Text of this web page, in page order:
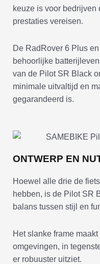
keuze is voor
prestaties vereisen.
De RadRover 6 Plus
behoorlijke
van de Pilot SR Black
minimale uitvaltijd en
gegarandeerd is.
ONTWERP EN
Hoewel alle drie de
hebben, is de Pilot SR
balans tussen stijl en
Het slanke frame
omgevingen, in
er robuuster uitziet.